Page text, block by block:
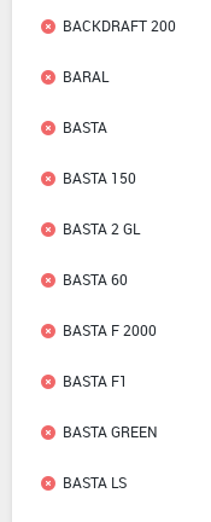
BACKDRAFT 200
BARAL
BASTA
BASTA 150
BASTA 2 GL
BASTA 60
BASTA F 2000
BASTA F1
BASTA GREEN
BASTA LS